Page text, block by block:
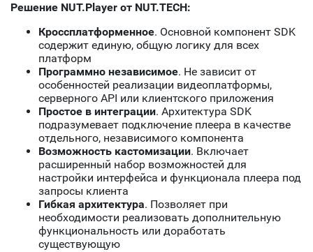
Решение NUT.Player от NUT.TECH:
Кроссплатформенное. Основной компонент SDK
содержит единую, общую логику для всех
платформ
Программно независимое. Не зависит от
особенностей реализации видеоплатформы,
серверного API или клиентского приложения
Простое в интеграции. Архитектура SDK
подразумевает подключение плеера в качестве
отдельного, независимого компонента
Возможность кастомизации. Включает
расширенный набор возможностей для
настройки интерфейса и функционала плеера под
запросы клиента
Гибкая архитектура. Позволяет при
необходимости реализовать дополнительную
функциональность или доработать
существующую